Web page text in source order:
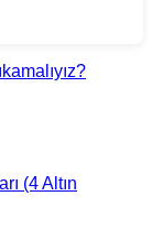
(4 Altın